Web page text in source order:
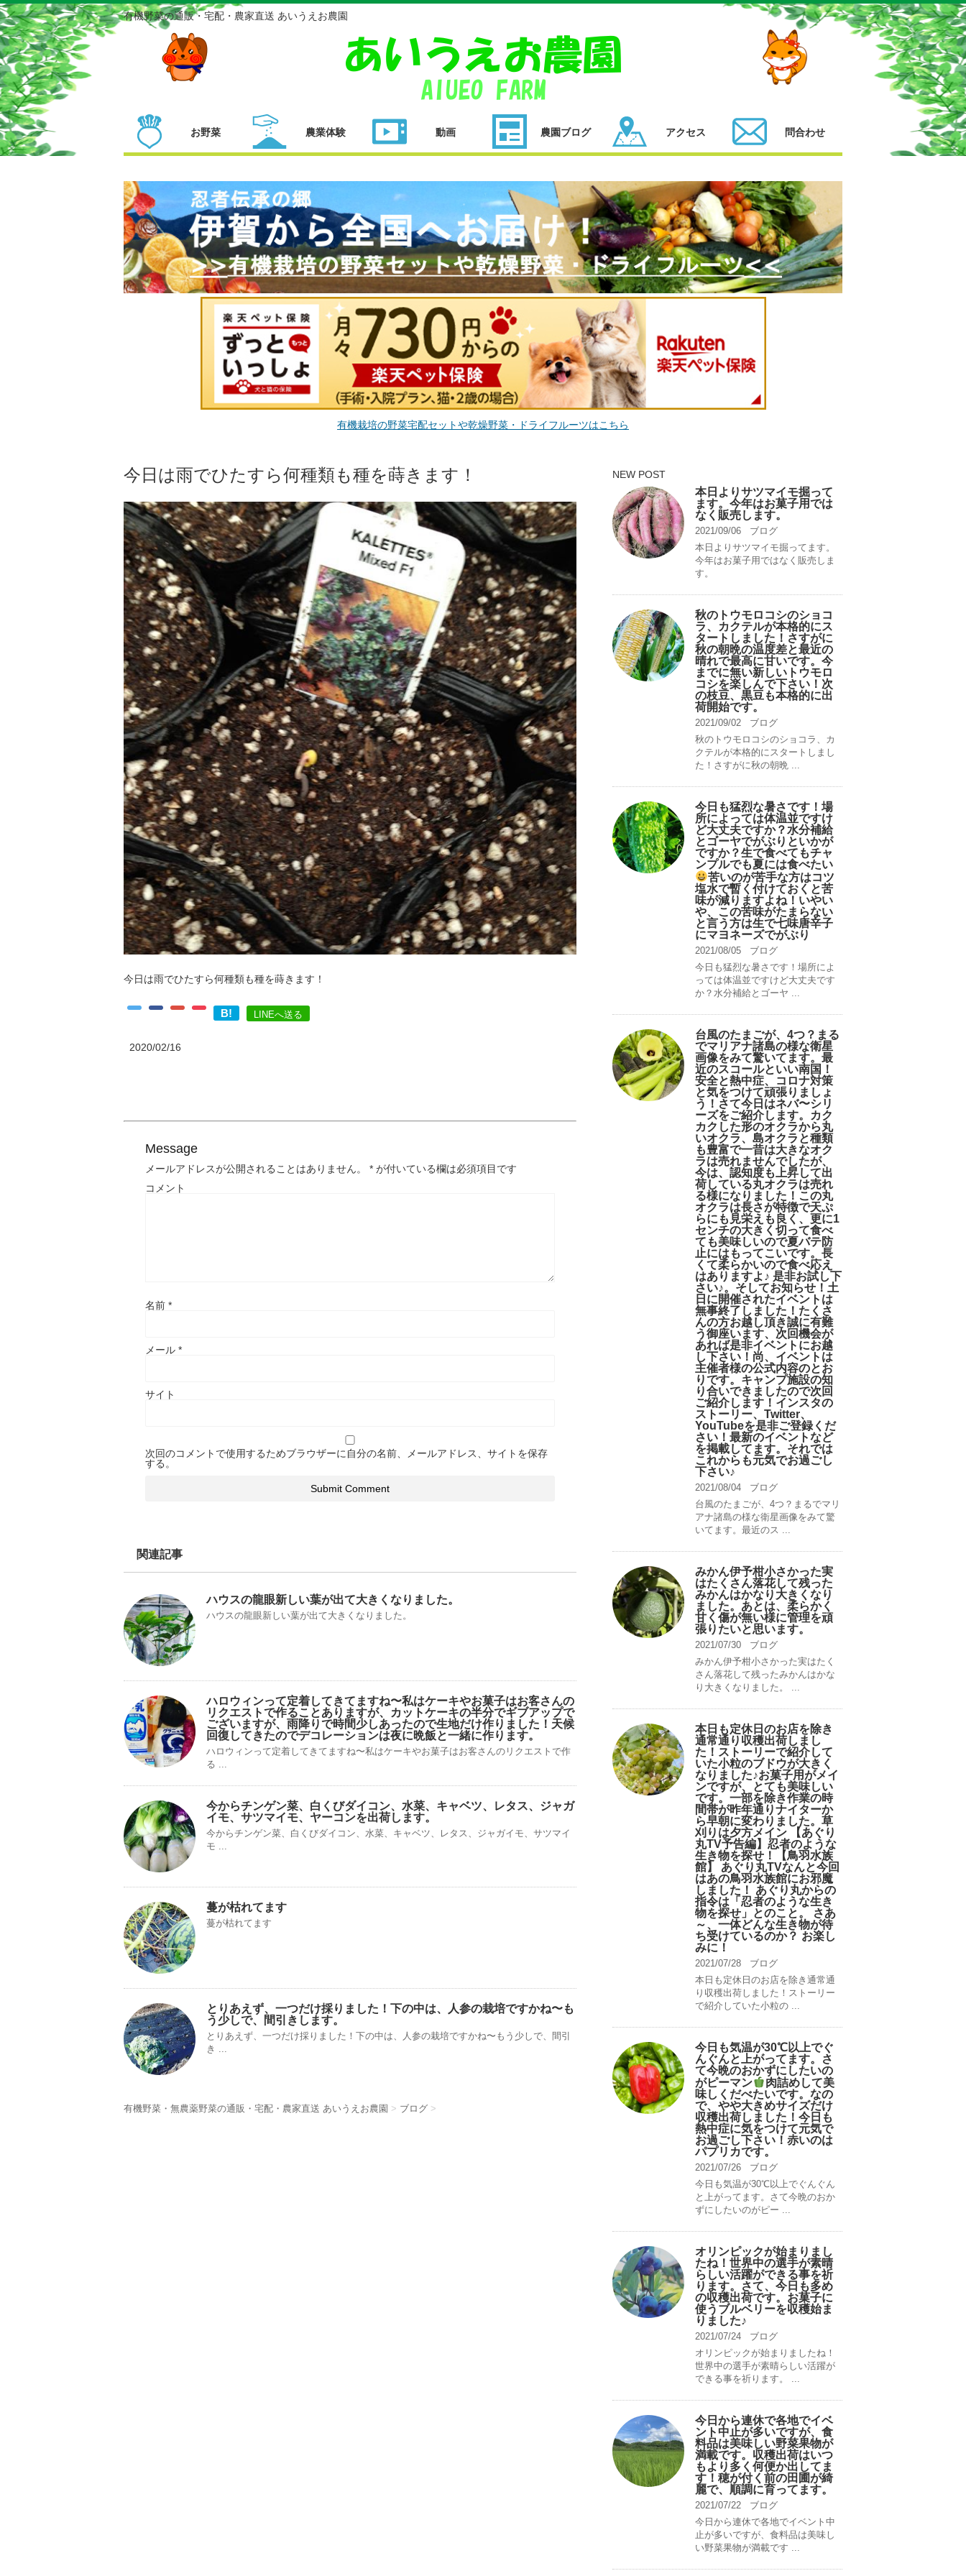
有機野菜の通販・宅配・農家直送 あいうえお農園
お野菜 農業体験 動画 農園ブログ アクセス 問合わせ
有機栽培の野菜宅配セットや乾燥野菜・ドライフルーツはこちら
今日は雨でひたすら何種類も種を蒔きます！
今日は雨でひたすら何種類も種を蒔きます！
B! LINEへ送る
2020/02/16
Message
メールアドレスが公開されることはありません。 * が付いている欄は必須項目です
コメント
名前 *
メール *
サイト
次回のコメントで使用するためブラウザーに自分の名前、メールアドレス、サイトを保存
する。
関連記事
ハウスの龍眼新しい葉が出て大きくなりました。
ハウスの龍眼新しい葉が出て大きくなりました。
ハロウィンって定着してきてますね〜私はケーキやお菓子はお客さんの
リクエストで作ることありますが、カットケーキの半分でギブアップで
ございますが、雨降りで時間少しあったので生地だけ作りました！天候
回復してきたのでデコレーションは夜に晩飯と一緒に作ります。
ハロウィンって定着してきてますね〜私はケーキやお菓子はお客さんのリクエストで作
る ...
今からチンゲン菜、白くびダイコン、水菜、キャベツ、レタス、ジャガ
イモ、サツマイモ、ヤーコンを出荷します。
今からチンゲン菜、白くびダイコン、水菜、キャベツ、レタス、ジャガイモ、サツマイ
モ ...
蔓が枯れてます
蔓が枯れてます
とりあえず、一つだけ採りました！下の中は、人参の栽培ですかね〜も
う少しで、間引きします。
とりあえず、一つだけ採りました！下の中は、人参の栽培ですかね〜もう少しで、間引
き ...
有機野菜・無農薬野菜の通販・宅配・農家直送 あいうえお農園 > ブログ >
NEW POST
本日よりサツマイモ掘って
ます。今年はお菓子用では
なく販売します。
2021/09/06
ブログ
本日よりサツマイモ掘ってます。
今年はお菓子用ではなく販売しま
す。
秋のトウモロコシのショコ
ラ、カクテルが本格的にス
タートしました！さすがに
秋の朝晩の温度差と最近の
晴れで最高に甘いです。今
までに無い新しいトウモロ
コシを楽しんで下さい！次
の枝豆、黒豆も本格的に出
荷開始です。
2021/09/02
ブログ
秋のトウモロコシのショコラ、カ
クテルが本格的にスタートしまし
た！さすがに秋の朝晩 ...
今日も猛烈な暑さです！場
所によっては体温並ですけ
ど大丈夫ですか？水分補給
とゴーヤでがぶりといかが
ですか？生で食べてもチャ
ンプルでも夏には食べたい
苦いのが苦手な方はコツ
塩水で暫く付けておくと苦
味が減りますよね！いやい
や、この苦味がたまらない
と言う方は生で七味唐辛子
にマヨネーズでがぶり
2021/08/05
ブログ
今日も猛烈な暑さです！場所によ
っては体温並ですけど大丈夫です
か？水分補給とゴーヤ ...
台風のたまごが、4つ？まる
でマリアナ諸島の様な衛星
画像をみて驚いてます。最
近のスコールといい南国！
安全と熱中症、コロナ対策
と気をつけて頑張りましょ
う！さて今日はネバ〜シリ
ーズをご紹介します。カク
カクした形のオクラから丸
いオクラ、島オクラと種類
も豊富で一昔は大きなオク
ラは売れませんでしたが、
今は、認知度も上昇して出
荷している丸オクラは売れ
る様になりました！この丸
オクラは長さが特徴で天ぷ
らにも見栄えも良く、更に1
センチの大きく切って食べ
ても美味しいので夏バテ防
止にはもってこいです。長
くて柔らかいので食べ応え
はありますよ♪ 是非お試し下
さい♪。そしてお知らせ！土
日に開催されたイベントは
無事終了しました！たくさ
んの方お越し頂き誠に有難
う御座います、次回機会が
あれば是非イベントにお越
し下さい！尚、イベントは
主催者様の公式内容のとお
りです。キャンプ️施設の知
り合いできましたので次回
ご紹介します！インスタの
ストーリー、Twitter、
YouTubeを是非ご登録くだ
さい！最新のイベントなど
を掲載してます。それでは
これからも元気でお過ごし
下さい♪
2021/08/04
ブログ
台風のたまごが、4つ？まるでマリ
アナ諸島の様な衛星画像をみて驚
いてます。最近のス ...
みかん伊予柑小さかった実
はたくさん落花して残った
みかんはかなり大きくなり
ました。あとは、柔らかく
甘く傷が無い様に管理を頑
張りたいと思います。
2021/07/30
ブログ
みかん伊予柑小さかった実はたく
さん落花して残ったみかんはかな
り大きくなりました。 ...
本日も定休日のお店を除き
通常通り収穫出荷しまし
た！ストーリーで紹介して
いた小粒のブドウが大きく
なりました♪お菓子用がメイ
ンですが、とても美味しい
です。一部を除き作業の時
間帯が昨年通りナイターか
ら早朝に変わりました。草
刈りは夕方メイン 【あぐり
丸TV予告編】忍者のような
生き物を探せ！【鳥羽水族
館】 あぐり丸TVなんと今回
はあの鳥羽水族館にお邪魔
しました！ あぐり丸からの
指令は「忍者のような生き
物を探せ」とのこと。 さあ
～、一体どんな生き物が待
ち受けているのか？ お楽し
みに！
2021/07/28
ブログ
本日も定休日のお店を除き通常通
り収穫出荷しました！ストーリー
で紹介していた小粒の ...
今日も気温が30℃以上でぐ
んぐんと上がってます。さ
て今晩のおかずにしたいの
がピーマン
肉詰めして美
味しくだべたいです。なの
で、やや大きめサイズだけ
収穫出荷しました！今日も
熱中症に気をつけて元気で
お過ごし下さい！赤いのは
パプリカです。
2021/07/26
ブログ
今日も気温が30℃以上でぐんぐん
と上がってます。さて今晩のおか
ずにしたいのがピー ...
オリンピックが始まりまし
たね！世界中の選手が素晴
らしい活躍ができる事を祈
ります。さて、今日も多め
の収穫出荷です。お菓子に
使うブルベリーを収穫始ま
りました♪
2021/07/24
ブログ
オリンピックが始まりましたね！
世界中の選手が素晴らしい活躍が
できる事を祈ります。 ...
今日から連休で各地でイベ
ント中止が多いですが、食
料品は美味しい野菜果物が
満載です。収穫出荷はいつ
もより多く何便か出してま
す！穂が付く前の田圃が綺
麗で、順調に育ってます。
2021/07/22
ブログ
今日から連休で各地でイベント中
止が多いですが、食料品は美味し
い野菜果物が満載です ...